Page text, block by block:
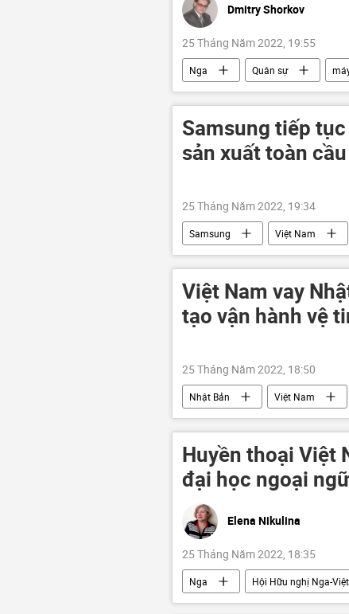
Dmitry Shorkov
25 Tháng Năm 2022, 19:55
Nga Quân sự
Quan điểm-Ý kiến
Samsung tiếp
sản xuất toàn
25 Tháng Năm 2022, 19:34
Samsung Việt Nam
made in vietnam
Việt Nam vay
tạo vận hành vệ
25 Tháng Năm 2022, 18:50
Nhật Bản Việt Nam
hợp tác kỹ thuật –quân sự
Huyền thoại Việt
đại học ngoại
Elena Nikulina
25 Tháng Năm 2022, 18:35
Nga Hội Hữu nghị Nga-Việt
Trường Đại học Tổng Hợp Ngôn ngữ